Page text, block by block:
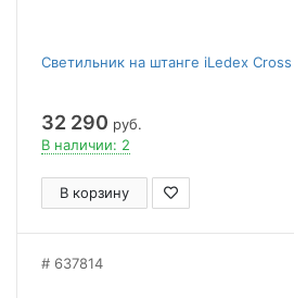
Светильник на штанге iLedex
32 290 руб.
В наличии: 2
В корзину
637814